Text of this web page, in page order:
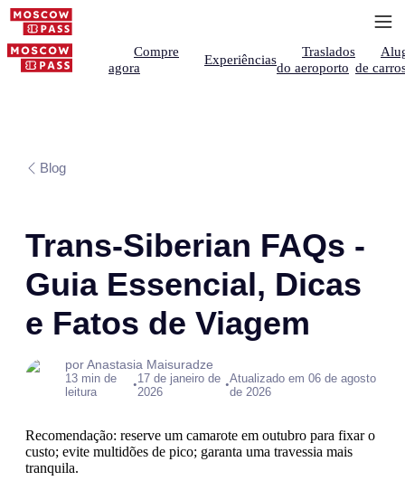
Compre
agora
Experiências
Traslados
do aeroporto de
Blog
Trans-Siberian FAQs -
Guia Essencial, Dicas
e Fatos de Viagem
por Anastasia Maisuradze
13 min de
leitura
•17 de janeiro de
2026
•Atualizado em 06 de agosto
de 2026
Recomendação: reserve um camarote em outubro para fixar o
custo; evite multidões de pico; garanta uma travessia mais
tranquila.